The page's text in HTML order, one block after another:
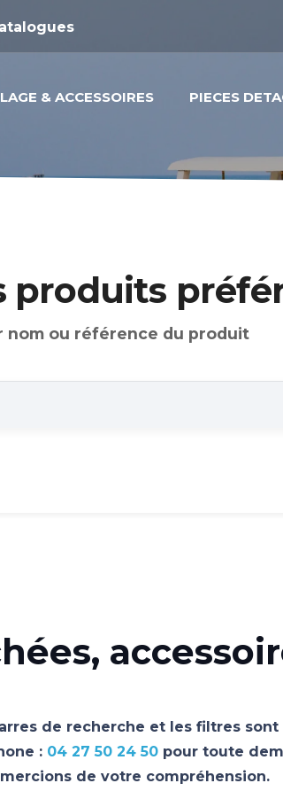
& ACCESSOIRES PIECES
produits
nom ou référence du produit
de recherche et les filtres
: 04 27 50 24 50 pour toute
de votre compréhension.